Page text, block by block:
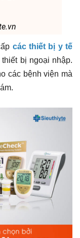
các thiết bị y tế
bị ngoại nhập.
các bệnh viện mà